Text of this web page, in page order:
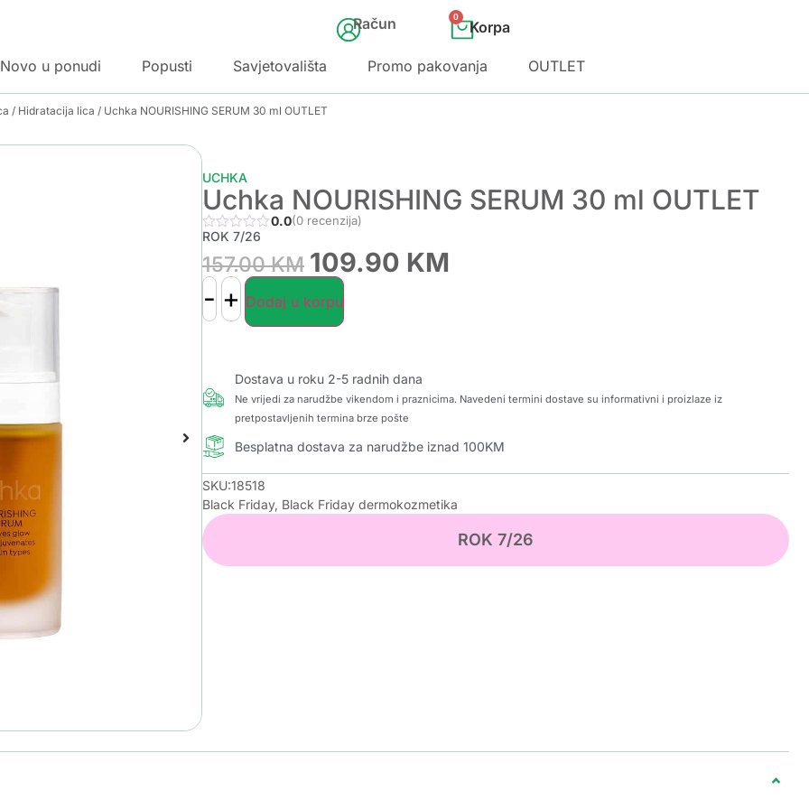
Račun 0
Novo u ponudi Popusti Savjetovališta Promo pakovanja OUTLET
/ Hidratacija lica / Uchka NOURISHING SERUM 30 ml OUTLET
UCHKA
Uchka NOURISHING SERUM 30 ml OUTLET
0.0(0 recenzija)
ROK 7/26
157.00KM 109.90 KM
- + Dodaj u korpu
Dostava u roku 2-5 radnih dana
Ne vrijedi za narudžbe vikendom i praznicima. Navedeni termini dostave su informativni i proizlaze iz
pretpostavljenih termina brze pošte
Besplatna dostava za narudžbe iznad 100KM
SKU:18518
Black Friday, Black Friday dermokozmetika
ROK 7/26